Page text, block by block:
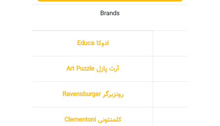
Brands
ادوکا Educa
آرت پازل Art Puzzle
رونزبرگر Ravensburger
کلمنتونی Clementoni